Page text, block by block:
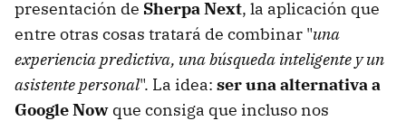
presentación de Sherpa Next, la aplicación que
entre otras cosas tratará de combinar "una
experiencia predictiva, una búsqueda inteligente y un
asistente personal". La idea: ser una alternativa a
Google Now que consiga que incluso nos